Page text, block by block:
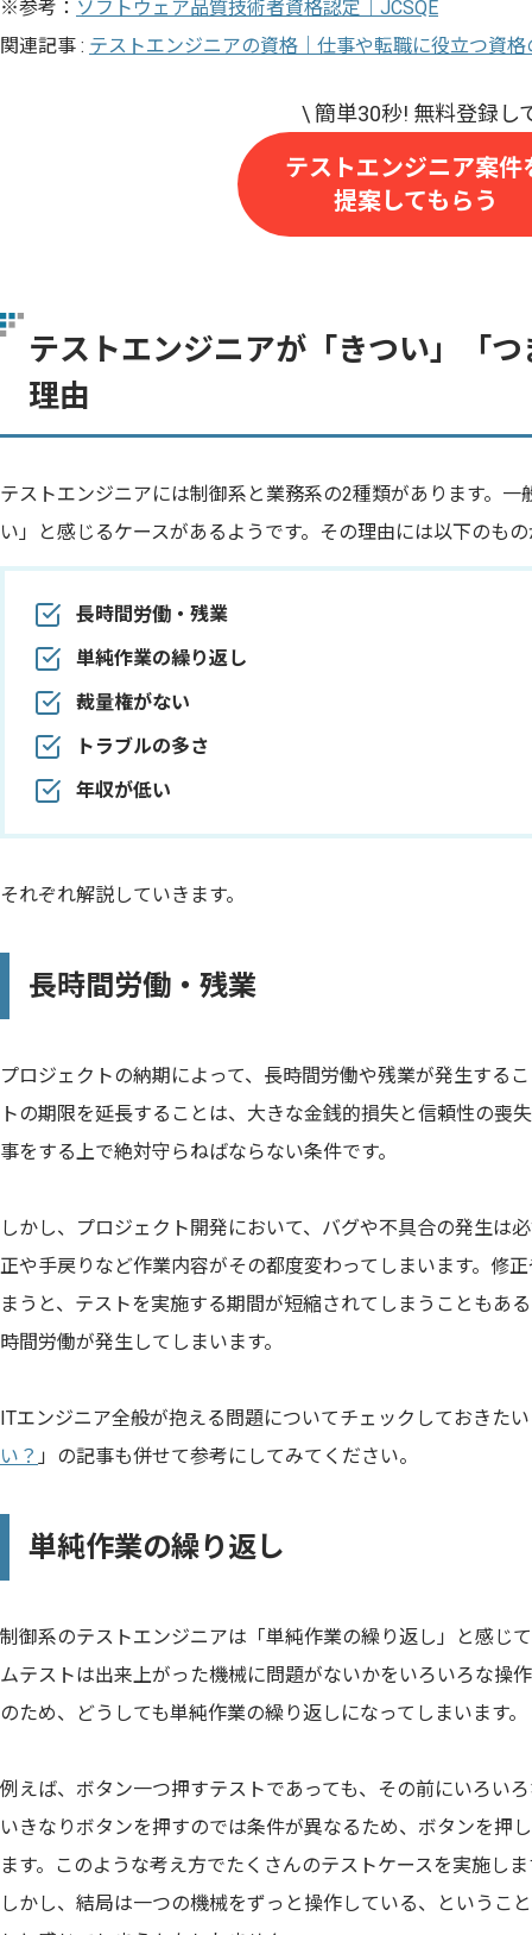
※参考： ソフトウェア品質技術者資格認定｜JCSQE
関連記事 : テストエンジニアの資格｜仕事や転職に役立つ資
テストエンジニア案件
提案してもらう
テストエンジニアが「きつい」「
理由
テストエンジニアには制御系と業務系の2種類があります。
い」と感じるケースがあるようです。その理由には以下のも
長時間労働・残業
単純作業の繰り返し
裁量権がない
トラブルの多さ
年収が低い
それぞれ解説していきます。
長時間労働・残業
プロジェクトの納期によって、長時間労働や残業が発生する
トの期限を延長することは、大きな金銭的損失と信頼性の喪
事をする上で絶対守らねばならない条件です。
しかし、プロジェクト開発において、バグや不具合の発生は
正や手戻りなど作業内容がその都度変わってしまいます。修
まうと、テストを実施する期間が短縮されてしまうこともあ
時間労働が発生してしまいます。
ITエンジニア全般が抱える問題についてチェックしておきた
い？ 」の記事も併せて参考にしてみてください。
単純作業の繰り返し
制御系のテストエンジニアは「単純作業の繰り返し」と感じ
ムテストは出来上がった機械に問題がないかをいろいろな操
のため、どうしても単純作業の繰り返しになってしまいます。
例えば、ボタン一つ押すテストであっても、その前にいろい
いきなりボタンを押すのでは条件が異なるため、ボタンを押
ます。このような考え方でたくさんのテストケースを実施しま
しかし、結局は一つの機械をずっと操作している、というこ